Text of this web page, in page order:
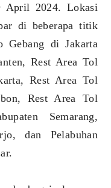
April 2024. Lokasi
di beberapa titik
Gebang di Jakarta
Rest Area Tol
Rest Area Tol
Rest Area Tol
Semarang,
dan Pelabuhan